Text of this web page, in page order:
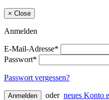
× Close
Anmelden
E-Mail-Adresse*
Passwort*
Passwort vergessen?
Anmelden oder neues Konto